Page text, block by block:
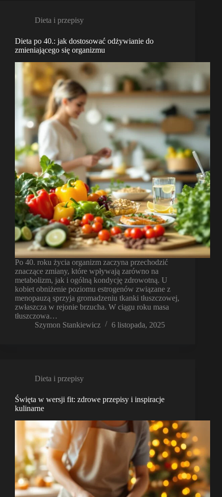
Dieta i przepisy
Dieta po 40.: jak dostosować odżywianie do
zmieniającego się organizmu
Po 40. roku życia organizm zaczyna przechodzić
znaczące zmiany, które wpływają zarówno na
metabolizm, jak i ogólną kondycję zdrowotną. U
kobiet obniżenie poziomu estrogenów związane z
menopauzą sprzyja gromadzeniu tkanki tłuszczowej,
zwłaszcza w rejonie brzucha. W ciągu roku masa
tłuszczowa…
Szymon Stankiewicz
6 listopada, 2025
Dieta i przepisy
Święta w wersji fit: zdrowe przepisy i inspiracje
kulinarne